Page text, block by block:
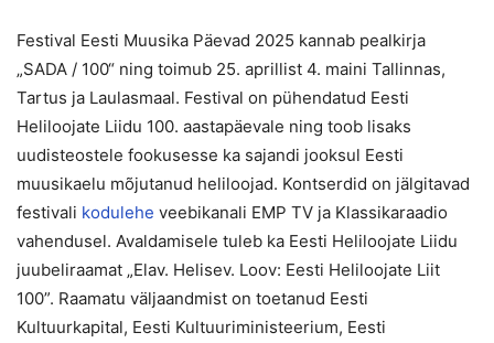
Festival Eesti Muusika Päevad 2025 kannab pealkirja
„SADA / 100“ ning toimub 25. aprillist 4. maini Tallinnas,
Tartus ja Laulasmaal. Festival on pühendatud Eesti
Heliloojate Liidu 100. aastapäevale ning toob lisaks
uudisteostele fookusesse ka sajandi jooksul Eesti
muusikaelu mõjutanud heliloojad. Kontserdid on jälgitavad
festivali kodulehe veebikanali EMP TV ja Klassikaraadio
vahendusel. Avaldamisele tuleb ka Eesti Heliloojate Liidu
juubeliraamat „Elav. Helisev. Loov: Eesti Heliloojate Liit
100”. Raamatu väljaandmist on toetanud Eesti
Kultuurkapital, Eesti Kultuuriministeerium, Eesti